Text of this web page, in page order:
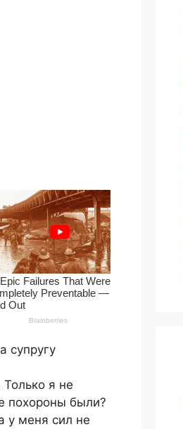
супругу
я не
похороны были?
у меня сил не